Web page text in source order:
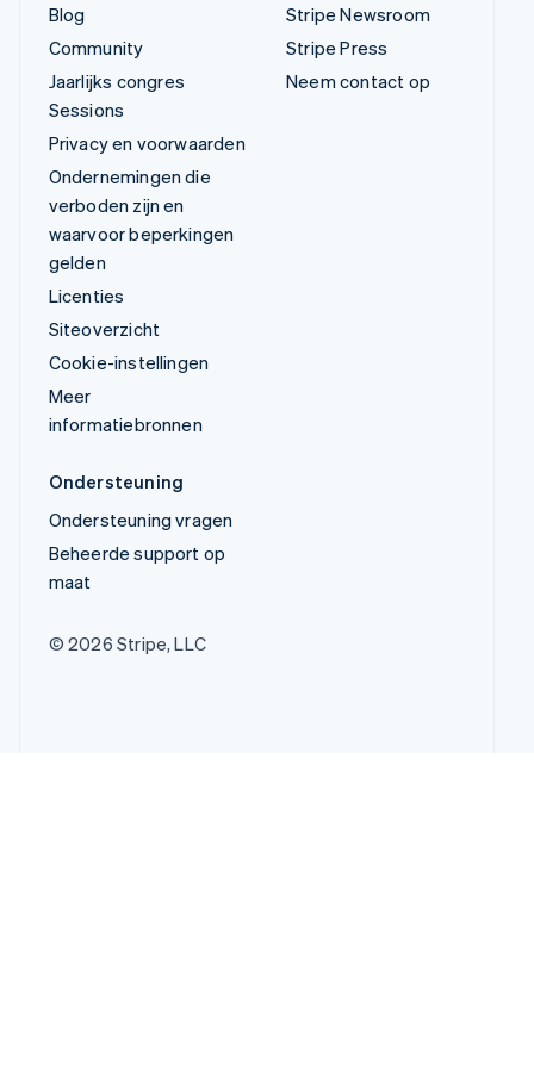
Blog
Community
Jaarlijks congres
Sessions
Privacy en voorwaarden
Ondernemingen die
verboden zijn en
waarvoor beperkingen
gelden
Licenties
Siteoverzicht
Cookie-instellingen
Meer
informatiebronnen
Stripe Newsroom
Stripe Press
Neem contact op
Ondersteuning
Ondersteuning vragen
Beheerde support op
maat
© 2026 Stripe, LLC